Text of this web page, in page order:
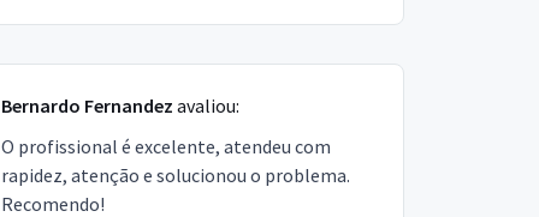
Bernardo Fernandez avaliou:
O profissional é excelente, atendeu com
rapidez, atenção e solucionou o problema.
Recomendo!